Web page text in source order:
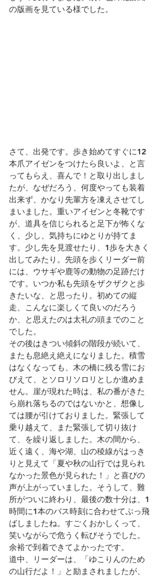
の版画を見ている様でした。
さて、出発です。歩き始めてすぐに12
本爪アイゼンをつけたら良いよ、と言
ってもらえ、喜んで！と取り出しまし
たが、なぜだろう、何度やっても装着
出来ず、かなり先輩方を凍えさせてし
まいました。重いアイゼンと冬靴です
が、道具を信じられると足下が怖くな
く、少し、気持ちにゆとりが持てま
す。少し先を見渡せたり、1歩を大きく
出してみたり。先頭を歩くリーダー前
には、ウサギや鹿等の動物の足跡だけ
です。いつか私も先頭をザクザクと歩
きたいな、と思ったり。初めての縦
走、こんなに楽しくて良いのだろう
か、と思えたのは太礼の頭までのこと
でした。
その後はきつい傾斜の階段が続いて、
またも息絶え絶えになりました。積雪
はなくなっても、木の橋に残る雪にお
びえて、とソロリソロリとしか進めま
せん。崖が現れた時は、私の番がきた
ら崩れ落ちるのではないかと、想像し
ては腰が引けておりました。緊張して
乗り越えて、また緊張して切り抜け
て、を繰り返しました。木の間から、
近く遠く、海や湖、山の稜線がはっき
りと見えて「夏や秋の山行では見られ
なかった景色が見られた！」と喜びの
声が上がっていました。そうして、難
所がついに終わり、最後の数十分は、1
時間に1本のバス時刻に合わせてぶっ飛
ばしましたね。すごくおかしくって、
笑いながらで危うく転びそうでした。
余裕で到着できてよかったです。
道中、リーダーは、「ゆこりんのため
の山行だよ！」と励まされましたが、